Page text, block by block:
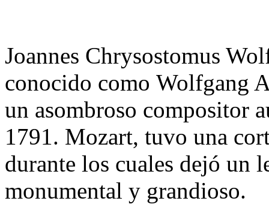
Joannes Chrysostomus
conocido como Wolfgang
un asombroso compositor
1791. Mozart, tuvo una
durante los cuales dejó un
monumental y grandioso.